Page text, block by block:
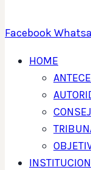
Facebook
HOME